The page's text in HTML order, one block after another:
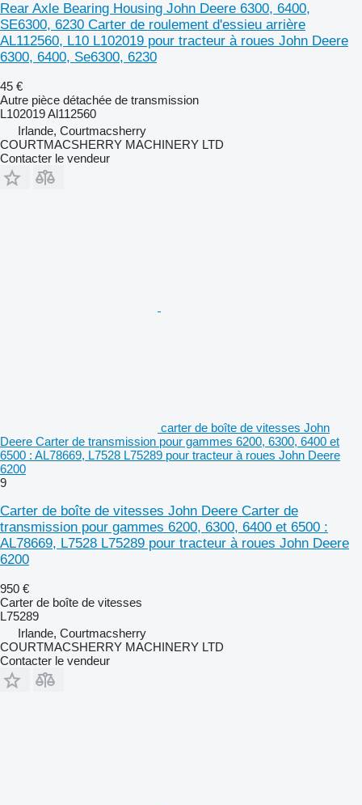
Rear Axle Bearing Housing John Deere 6300, 6400,
SE6300, 6230 Carter de roulement d'essieu arrière
AL112560, L10 L102019 pour tracteur à roues John Deere
6300, 6400, Se6300, 6230
45 €
Autre pièce détachée de transmission
L102019 Al112560
Irlande, Courtmacsherry
COURTMACSHERRY MACHINERY LTD
Contacter le vendeur
carter de boîte de vitesses John
Deere Carter de transmission pour gammes 6200, 6300, 6400 et
6500 : AL78669, L7528 L75289 pour tracteur à roues John Deere
6200
9
Carter de boîte de vitesses John Deere Carter de
transmission pour gammes 6200, 6300, 6400 et 6500 :
AL78669, L7528 L75289 pour tracteur à roues John Deere
6200
950 €
Carter de boîte de vitesses
L75289
Irlande, Courtmacsherry
COURTMACSHERRY MACHINERY LTD
Contacter le vendeur